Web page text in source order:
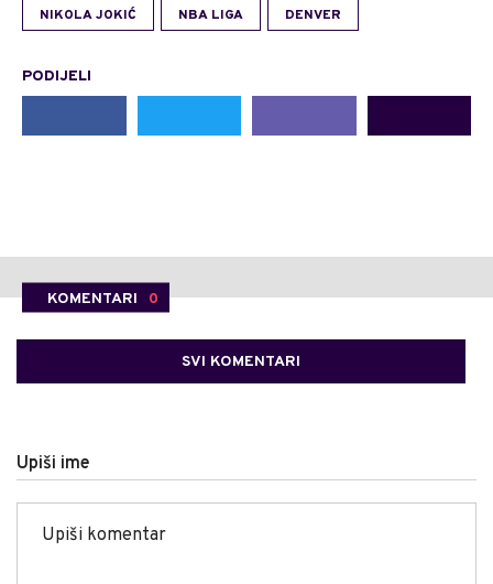
NIKOLA JOKIĆ NBA LIGA DENVER
PODIJELI
KOMENTARI 0
SVI KOMENTARI
Upiši ime